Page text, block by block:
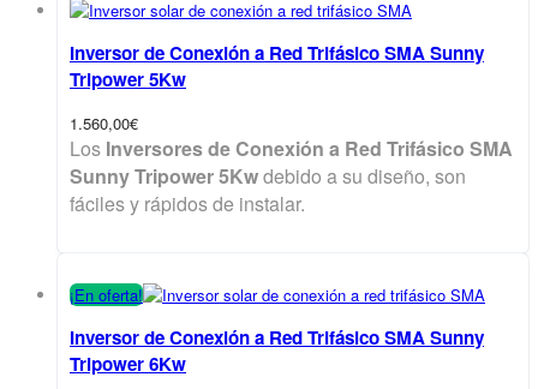
Inversor de Conexión a Red Trifásico SMA Sunny
Tripower 5Kw
1.560,00€
Los Inversores de Conexión a Red Trifásico SMA
Sunny Tripower 5Kwdebido a su diseño, son
fáciles y rápidos de instalar.
¡En oferta!
Inversor de Conexión a Red Trifásico SMA Sunny
Tripower 6Kw